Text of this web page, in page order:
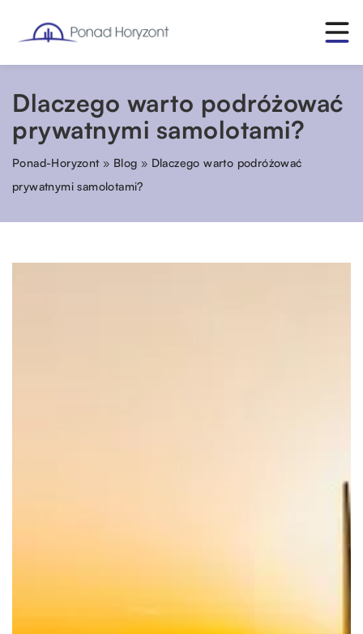
Dlaczego warto podróżować
prywatnymi samolotami?
Ponad-Horyzont» Blog » Dlaczego warto podróżować
prywatnymi samolotami?